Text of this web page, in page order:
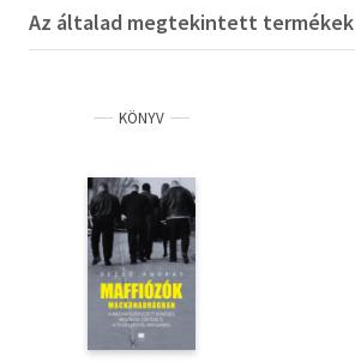
Az általad megtekintett termékek
KÖNYV